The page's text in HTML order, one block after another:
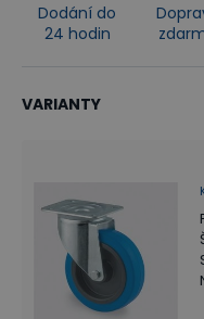
Dodání do
24 hodin
VARIANTY